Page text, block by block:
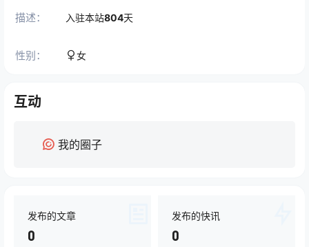
描述： 入驻本站804天
性别： 女
互动
我的圈子
发布的文章
0
发布的快讯
0